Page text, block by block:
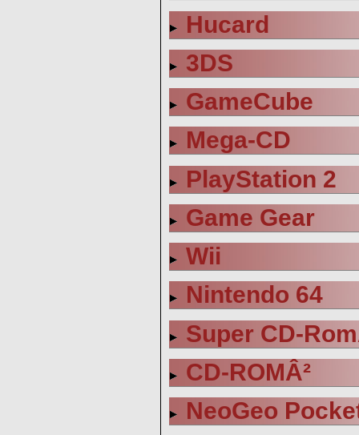
Hucard
3DS
GameCube
Mega-CD
PlayStation 2
Game Gear
Wii
Nintendo 64
Super CD-
CD-ROMÂ²
NeoGeo